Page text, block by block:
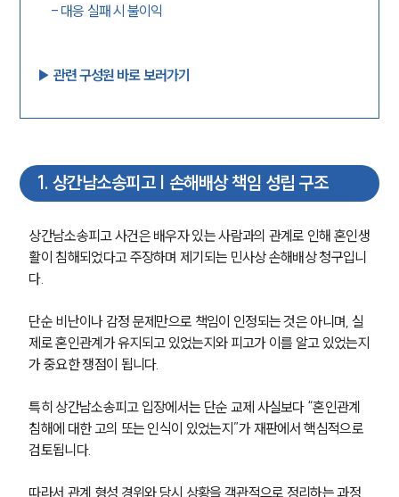
- 대응 실패 시 불이익
▶︎ 관련 구성원 바로 보러가기
1 . 상간남소송피고 | 손해배상 책임 성립 구조
상간남소송피고 사건은 배우자 있는 사람과의 관계로 인해 혼인생
활이 침해되었다고 주장하며 제기되는 민사상 손해배상 청구입니
다.
단순 비난이나 감정 문제만으로 책임이 인정되는 것은 아니며, 실
제로 혼인관계가 유지되고 있었는지와 피고가 이를 알고 있었는지
가 중요한 쟁점이 됩니다.
특히 상간남소송피고 입장에서는 단순 교제 사실보다 “혼인관계
침해에 대한 고의 또는 인식이 있었는지”가 재판에서 핵심적으로
검토됩니다.
따라서 관계 형성 경위와 당시 상황을 객관적으로 정리하는 과정